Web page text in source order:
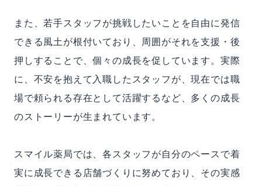
また、若手スタッフが挑戦したいことを自由に発信
できる風土が根付いており、周囲がそれを支援・後
押しすることで、個々の成長を促しています。実際
に、不安を抱えて入職したスタッフが、現在では職
場で頼られる存在として活躍するなど、多くの成長
のストーリーが生まれています。
スマイル薬局では、各スタッフが自分のペースで着
実に成長できる店舗づくりに努めており、その実感